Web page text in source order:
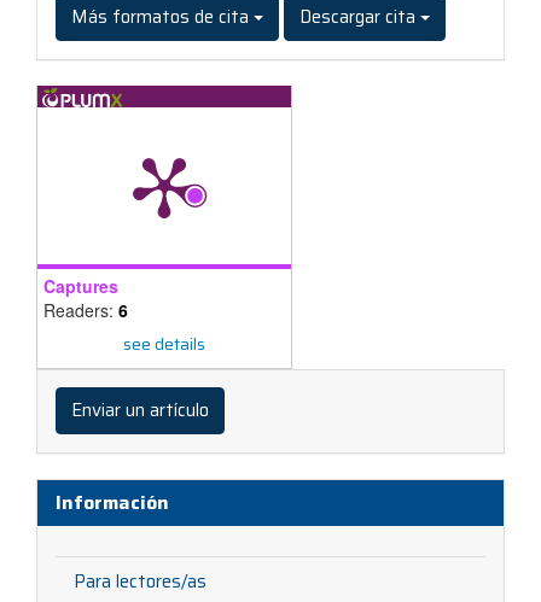
Más formatos de cita
Descargar cita
Captures
Readers: 6
see details
Enviar
artículoEnviar un artículo
Información
Para lectores/as